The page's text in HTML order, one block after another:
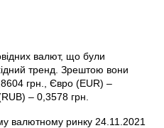
валют, що були
тренд. Зрештою вони
грн., Євро (EUR) –
– 0,3578 грн.
валютному ринку 24.11.2021